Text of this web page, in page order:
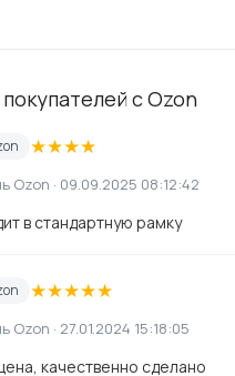
с Ozon
★★★★
Ozon · 09.09.2025 08:12:42
в стандартную рамку
★★★★★
Ozon · 27.01.2024 15:18:05
качественно сделано